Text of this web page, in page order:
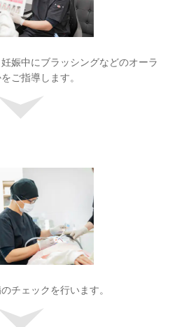
娠中にブラッシングなどのオーラ
ご指導します。
チェックを行います。